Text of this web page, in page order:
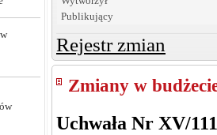
Publikujący
Rejestr zmian
Zmiany w
Uchwała Nr XV/